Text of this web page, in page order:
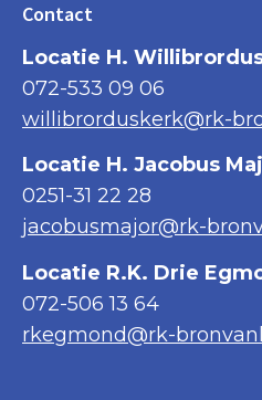
Contact
Locatie H.
072-533 09 06
willibrorduskerk@rk-
Locatie H. Jacobus
0251-31 22 28
jacobusmajor@rk-
Locatie R.K. Drie
072-506 13 64
rkegmond@rk-